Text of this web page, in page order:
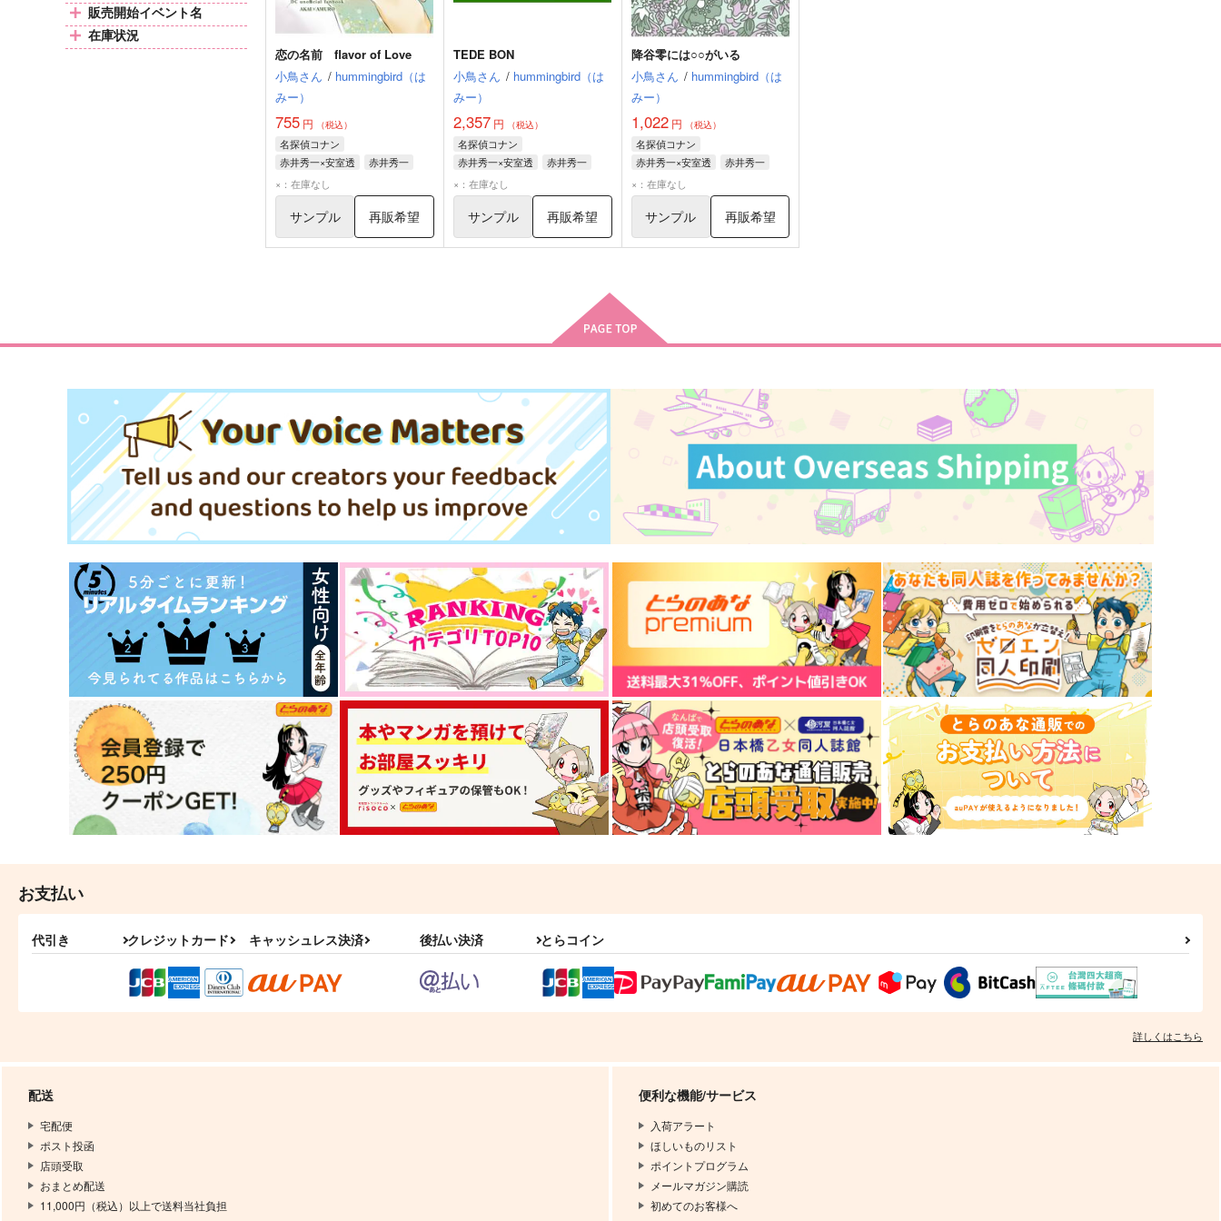
販売開始イベント名
在庫状況
恋の名前 flavor of Love
小鳥さん / hummingbird（は
みー）
755 円 （税込）
名探偵コナン
赤井秀一×安室透
赤井秀一
安室透
×：在庫なし
サンプル 再販希望
TEDE BON
小鳥さん / hummingbird（は
みー）
2,357円 （税込）
名探偵コナン
赤井秀一×安室透
赤井秀一
安室透
×：在庫なし
サンプル 再販希望
降谷零には○○がいる
小鳥さん / hummingbird（は
みー）
1,022円 （税込）
名探偵コナン
赤井秀一×安室透
赤井秀一
安室透
×：在庫なし
サンプル 再販希望
お支払い
代引き クレジットカード キャッシュレス決済 後払い決済 とらコイン
詳しくはこちら
配送
宅配便
ポスト投函
店頭受取
おまとめ配送
11,000円（税込）以上で送料当社負担
便利な機能/サービス
入荷アラート
ほしいものリスト
ポイントプログラム
メールマガジン購読
初めてのお客様へ